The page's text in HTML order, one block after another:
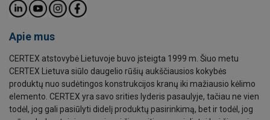
Apie mus
CERTEX atstovybė Lietuvoje buvo įsteigta 1999 m. Šiuo metu
CERTEX Lietuva siūlo daugelio rūšių aukščiausios kokybės
produktų nuo sudėtingos konstrukcijos kranų iki mažiausio kėlimo
elemento. CERTEX yra savo srities lyderis pasaulyje, tačiau ne vien
todėl, jog gali pasiūlyti didelį produktų pasirinkimą, bet ir todėl, jog